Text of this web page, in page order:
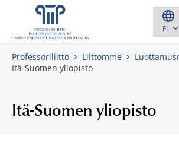
Skippaa sisältö
Professoriliitto Liittomme
Itä-Suomen yliopisto
Itä-Suomen yliopisto